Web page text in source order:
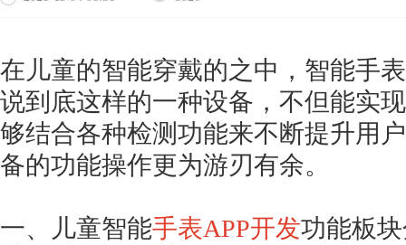
在儿童的智能穿戴的之中，智能手
说到底这样的一种设备，不但能实
够结合各种检测功能来不断提升用
备的功能操作更为游刃有余。
一、儿童智能手表APP开发功能板